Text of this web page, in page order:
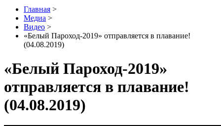
Главная >
Медиа >
Видео >
«Белый Пароход-2019» отправляется в плавание!
(04.08.2019)
«Белый Пароход-2019»
отправляется в плавание!
(04.08.2019)